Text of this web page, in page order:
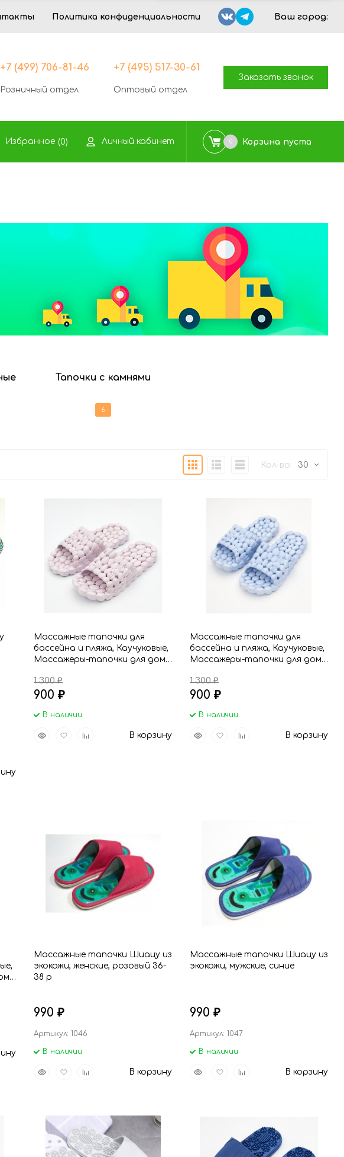
Политика конфиденциальности Ваш город:
+7 (499) 706-81-46
Розничный отдел
+7 (495) 517-30-61
Оптовый отдел
Заказать звонок
Избранное (0) Личный кабинет 0 Корзина пуста
6
Тапочки с камнями
ПлиткаПодробноКомпактно
Кол-во: 30
60
90
150
Массажные тапочки для
бассейна и пляжа, Каучуковые,
Массажеры-тапочки для дома
1 300₽
900 ₽
В наличии
БыстрыйДобавитьДобавить
В корзину
Массажные тапочки для
бассейна и пляжа, Каучуковые,
Массажеры-тапочки для дома
1 300₽
900 ₽
В наличии
БыстрыйДобавитьДобавить
В корзину
Массажные тапочки Шиацу из
экокожи, женские, розовый 36-
38 р
990 ₽
Артикул: 1046
В наличии
БыстрыйДобавитьДобавить
В корзину
Массажные тапочки Шиацу из
экокожи, мужские, синие
990 ₽
Артикул: 1047
В наличии
БыстрыйДобавитьДобавить
В корзину